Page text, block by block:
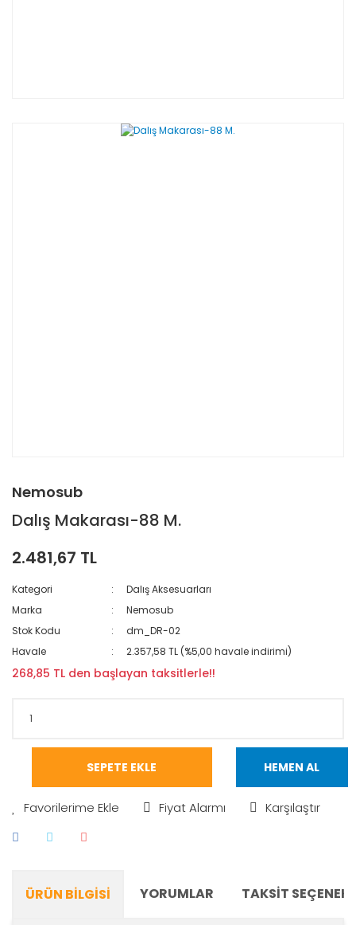
Nemosub
Dalış Makarası-88 M.
2.481,67 TL
Kategori
Dalış Aksesuarları
Marka
Nemosub
Stok Kodu
dm_DR-02
Havale
2.357,58 TL (%5,00 havale indirimi)
268,85 TL den başlayan taksitlerle!!
SEPETE EKLE HEMEN AL
Fiyat Alarmı Karşılaştır
ÜRÜN BILGISI YORUMLAR TAKSIT